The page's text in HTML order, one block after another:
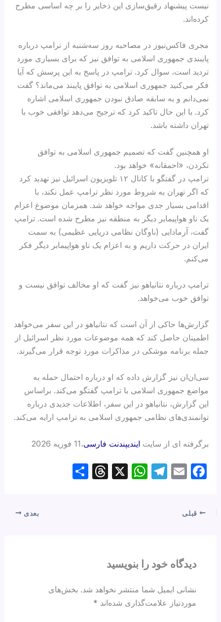
نیست پیشنهاد رقیق‌سازی این ذخایر را بر چه اساسی مطرح
کرده‌اند.
مجری فاکس‌نیوز در مصاحبه روز سه‌شنبه از ترامپ درباره
پایبندی جمهوری اسلامی به توافق نیز که برای بسیاری مورد
تردید است، سوال کرد. ترامپ در پاسخ به این پرسش که آیا
فکر می‌کنید جمهوری اسلامی به توافق پایبند می‌ماند؟ گفت
نمی‌دانم و به سابقه صادق نبودن جمهوری اسلامی اشاره
کرد. با این حال تاکید کرد که ترجیح می‌دهد توافقی خوب با
تهران داشته باشد.
او همچنین گفت که تصمیم جمهوری اسلامی به توافق
نکردن، «احمقانه» خواهد بود.
ترامپ در گفتگو با کانال ۱۲ تلویزیون اسرائیل نیز تهدید کرد
که اگر تهران به شروط مورد نظر ترامپ عمل نکند، با
اقدامی بسیار جدی مواجه خواهد شد. همزمان موضوع اعزام
یک ناو هواپیمابر دیگر به منطقه نیز مطرح شده است. ترامپ
گفت، آرمادایی (ناوگان نظامی دریایی عظیمی) به سمت
ایران در حرکت داریم و به اعزام یک ناو هواپیمابر دیگر فکر
می‌کنم.
ترامپ درباره نتانیاهو نیز گفت که او مخالف توافق نیست و
توافق خوب می‌خواهد.
گزارش‌ها حاکی از آن است که نتانیاهو در این سفر می‌خواهد
اطمینان حاصل کند که همه موضوعات مورد نظر اسرائیل از
جمله برنامه موشکی در مذاکرات مورد توجه قرار می‌گیرند.
سی‌ان‌ان نیز گزارش داده که او درباره احتمال حمله به
مواضع جمهوری اسلامی با ترامپ گفتگو می‌کند. براساس
این گزارش، نتانیاهو در این سفر، اطلاعات جدیدی درباره
توانمندی‌های نظامی جمهوری اسلامی به ترامپ ارایه می‌کند.
برگرفته ای از سایت ایندیپندنت فارسی،11 فوریه 2026
F
e
o
k
E
T
W
p
X
T
قبلی بعدی
دیدگاه‌ خود را بنویسید
نشانی ایمیل شما منتشر نخواهد شد. بخش‌های
موردنیاز علامت‌گذاری شده‌اند *